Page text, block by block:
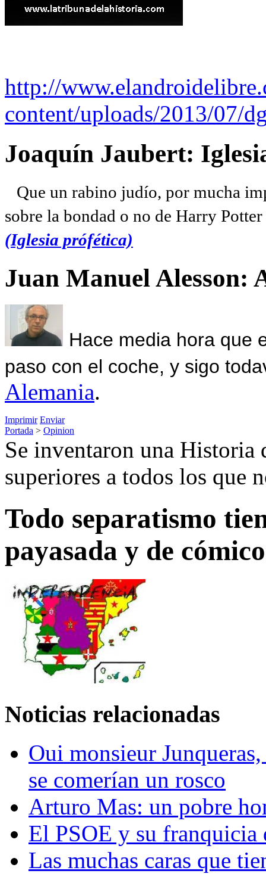
http://
content/uploads/2013/07/
Joaquín Jaubert:
Que un rabino judío, por mucha
sobre la bondad o no de Harry
(Iglesia prófética)
Juan Manuel Alesson:
Hace media hora que
paso con el coche, y sigo
Alemania.
Imprimir Enviar
Portada > Opinion
Se inventaron una Historia
superiores a todos los que
Todo separatismo
payasada y de cómico
Noticias relacionadas
Oui monsieur
se comerían un rosco
Arturo Mas: un pobre
El PSOE y su franquicia
Las muchas caras que